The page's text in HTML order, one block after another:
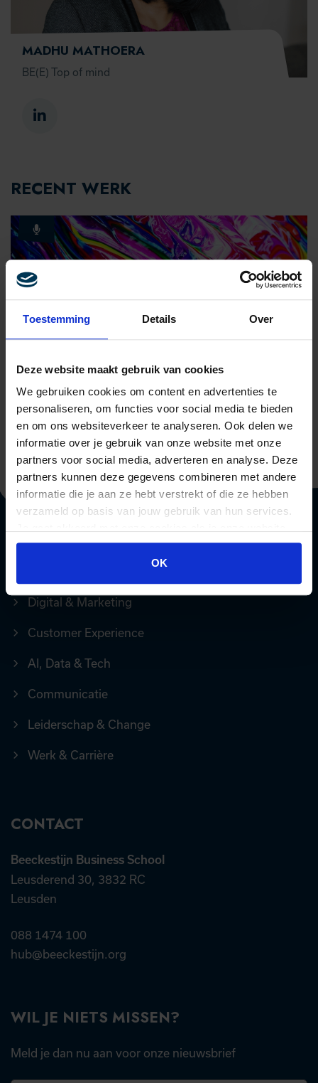
Toestemming Details Over
Deze website maakt gebruik van cookies
We gebruiken cookies om content en advertenties te
personaliseren, om functies voor social media te bieden
en om ons websiteverkeer te analyseren. Ook delen we
informatie over je gebruik van onze website met onze
partners voor social media, adverteren en analyse. Deze
partners kunnen deze gegevens combineren met andere
informatie die je aan ze hebt verstrekt of die ze hebben
verzameld op basis van jouw gebruik van hun services.
blijft gebruiken.
OK
MADHU MATHOERA
BE(E) Top of mind
RECENT WERK
LEIDERSCHAP & CHANGE
DIVERSITEIT EN INCLUSIE BINNEN
ORGANISATIES
Digital & Marketing
Customer Experience
AI, Data & Tech
Communicatie
Leiderschap & Change
Werk & Carrière
CONTACT
Beeckestijn Business School
Leusderend 30, 3832 RC
Leusden
088 1474 100
hub@beeckestijn.org
WIL JE NIETS MISSEN?
Meld je dan nu aan voor onze nieuwsbrief